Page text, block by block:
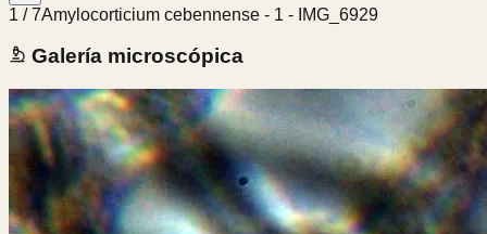
1 /7Amylocorticium cebennense - 1 - IMG_6929
Galería microscópica